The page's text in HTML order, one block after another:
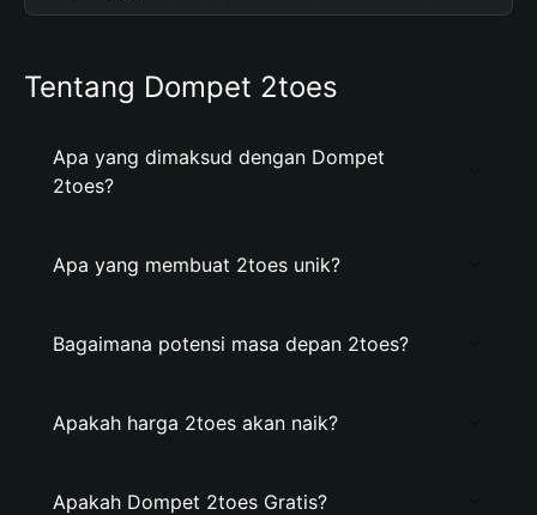
Tentang Dompet 2toes
Apa yang dimaksud dengan Dompet
2toes?
Apa yang membuat 2toes unik?
Bagaimana potensi masa depan 2toes?
Apakah harga 2toes akan naik?
Apakah Dompet 2toes Gratis?